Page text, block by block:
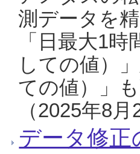
測データを
「日最大1
しての値）
ての値）」
（2025年8月
データ修正